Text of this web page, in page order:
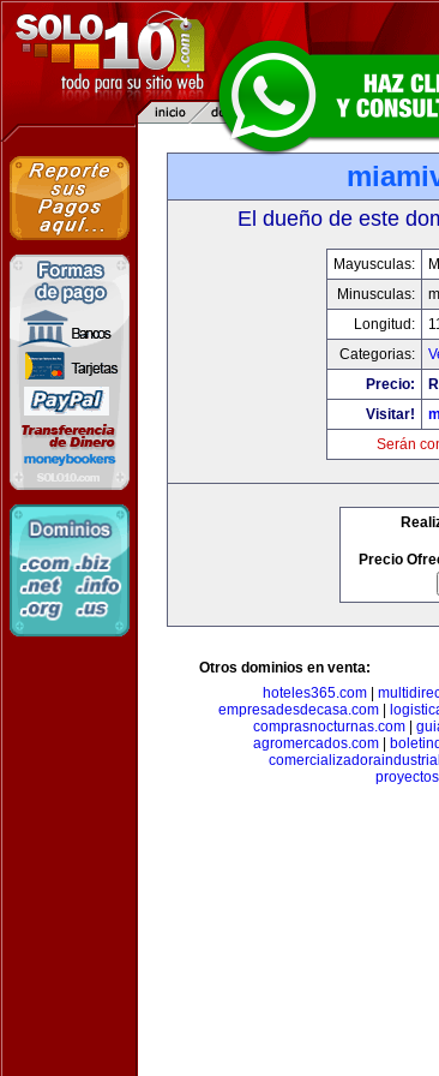
El dueño de este
Mayusculas:
Minusculas:
Longitud:
Categorias:
Precio:
Visitar!
Serán
Precio
Otros dominios en venta:
hoteles365.com
empresadesdecasa.com
comprasnocturnas.com
agromercados.com